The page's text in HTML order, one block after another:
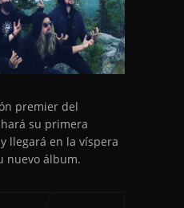
premier del
su primera
llegará en la víspera
nuevo álbum.